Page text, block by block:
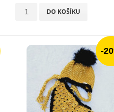
DO KOŠÍKU
-